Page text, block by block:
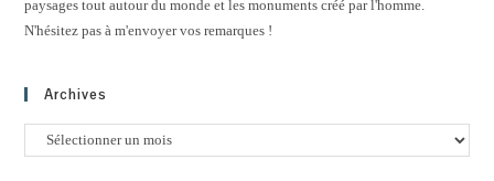
paysages tout autour du monde et les monuments créé par l'homme.
N'hésitez pas à m'envoyer vos remarques !
Archives
Archives